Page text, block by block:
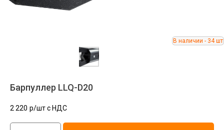
Барпуллер LLQ-D20
2 220 р/шт c НДС